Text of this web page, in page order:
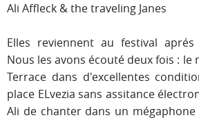
Ali Affleck & the traveling Janes
Elles reviennent au festival
Nous les avons écouté deux fois : le
Terrace dans d'excellentes
place ELvezia sans assitance
Ali de chanter dans un